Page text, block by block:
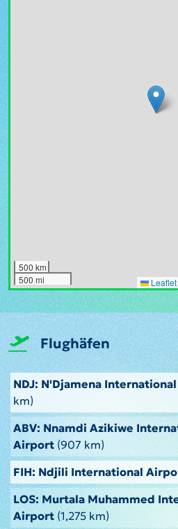
500 km
500 mi
Leaflet
Flughäfen
NDJ: N'Djamena
km)
ABV: Nnamdi Azikiwe
Airport(907 km)
FIH: Ndjili International
LOS: Murtala Muhammed
Airport(1,275 km)